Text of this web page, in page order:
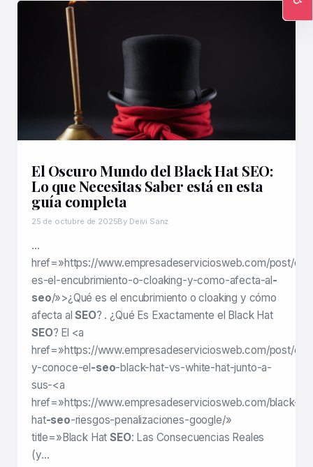
El Oscuro Mundo del Black Hat SEO:
Lo que Necesitas Saber está en esta
guía completa
25 de octubre de 2025By Deivi Sanz
…
href=»https://www.empresadeserviciosweb.com/post/
es-el-encubrimiento-o-cloaking-y-como-afecta-al-
seo/»>¿Qué es el encubrimiento o cloaking y cómo
afecta alSEO? . ¿Qué Es Exactamente el Black Hat
SEO? El <a
href=»https://www.empresadeserviciosweb.com/post/
y-conoce-el-seo-black-hat-vs-white-hat-junto-a-
sus-<a
href=»https://www.empresadeserviciosweb.com/black-
hat-seo-riesgos-penalizaciones-google/»
title=»Black HatSEO: Las Consecuencias Reales
(y…